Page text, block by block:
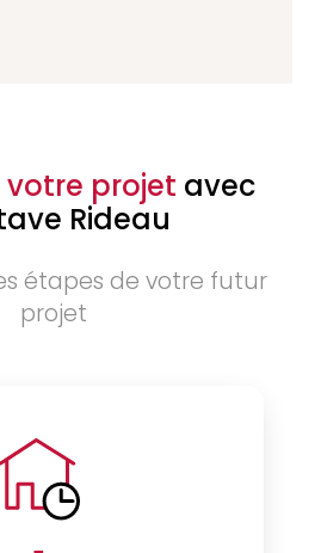
votre projet avec
Rideau
étapes de votre futur
projet